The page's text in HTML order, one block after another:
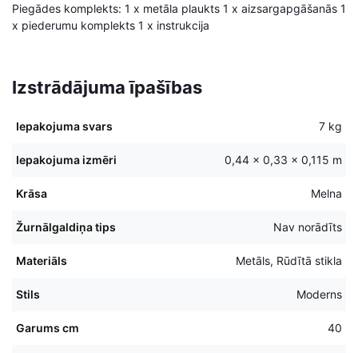
Piegādes komplekts: 1 x metāla plaukts 1 x aizsargapgāšanās 1
x piederumu komplekts 1 x instrukcija
Izstrādājuma īpašības
Iepakojuma svars 7 kg
Iepakojuma izmēri 0,44 × 0,33 × 0,115 m
Krāsa Melna
Žurnālgaldiņa tips Nav norādīts
Materiāls Metāls, Rūdītā stikla
Stils Moderns
Garums cm 40